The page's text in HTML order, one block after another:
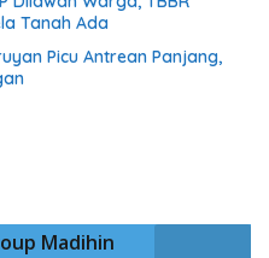
Tanah Ada
Picu Antrean Panjang,
Madihin